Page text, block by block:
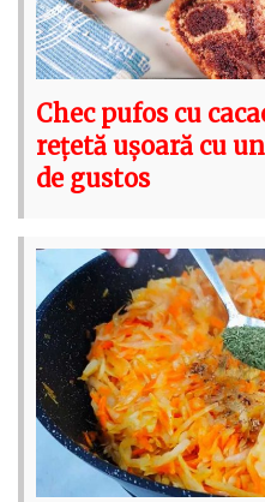
Chec pufos cu
rețetă ușoară cu
de gustos